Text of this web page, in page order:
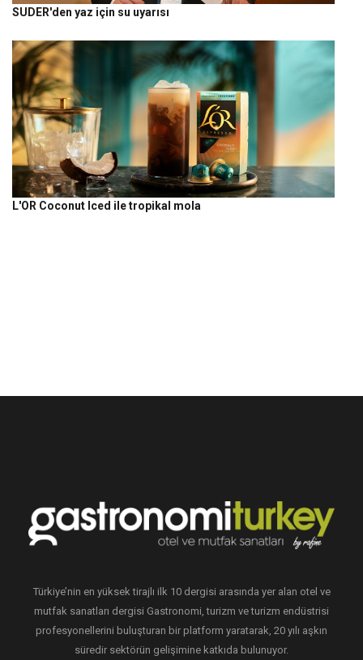
SUDER'den yaz için su uyarısı
L'OR Coconut Iced ile tropikal mola
Türkiye’nin en yüksek tirajlı ilk 10 dergisi arasında yer alan otel ve
mutfak sanatları dergisi Gastronomi, turizm ve turizm endüstrisi
profesyonellerini buluşturan bir platform yaratarak, 20 yılı aşkın
süredir sektörün gelişimine katkıda bulunuyor.